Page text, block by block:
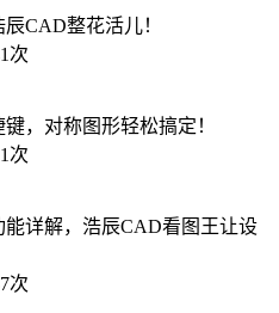
CAD整花活儿！
次
，对称图形轻松搞定！
次
详解，浩辰CAD看图王让设
次